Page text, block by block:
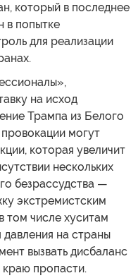
который в последнее
в попытке
для реализации
на исход
Трампа из Белого
могут
которая увеличит
нескольких
безрассудства —
экстремистским
том числе хуситам
давления на страны
вызвать дисбаланс
краю пропасти.